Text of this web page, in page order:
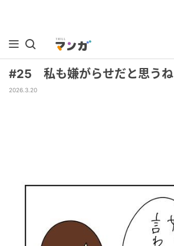
#25 私も嫌がらせだと思うね
2026.3.20